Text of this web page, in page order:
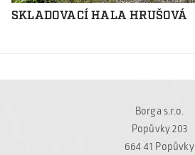
SKLADOVACÍ HALA HRUŠOVÁ
Borga s.r.o.
Popůvky 203
664 41 Popůvky